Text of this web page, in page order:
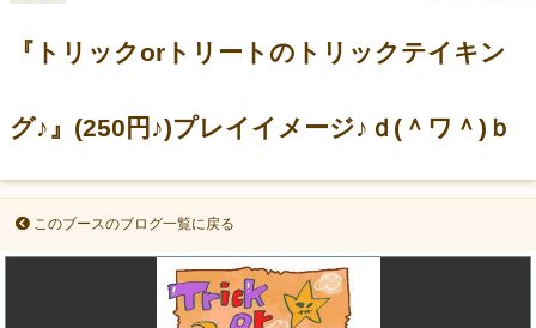
『トリックorトリートのトリックテイキン
グ♪』(250円♪)プレイイメージ♪ｄ(＾ワ＾)ｂ
このブースのブログ一覧に戻る